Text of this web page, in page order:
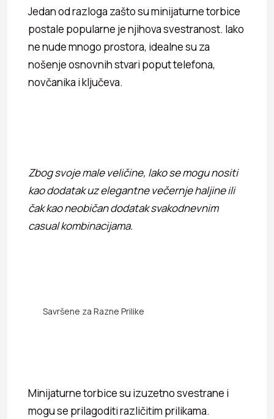
Jedan od razloga zašto su minijaturne torbice
postale popularne je njihova svestranost. Iako
ne nude mnogo prostora, idealne su za
nošenje osnovnih stvari poput telefona,
novčanika i ključeva.
Zbog svoje male veličine, lako se mogu nositi
kao dodatak uz elegantne večernje haljine ili
čak kao neobičan dodatak svakodnevnim
casual kombinacijama.
Savršene za Razne Prilike
Minijaturne torbice su izuzetno svestrane i
mogu se prilagoditi različitim prilikama.